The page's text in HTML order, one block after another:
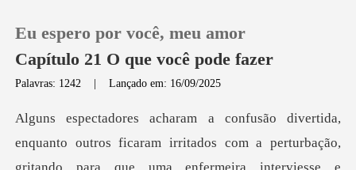
0
Loja
Eu espero por você, meu amor
Capítulo 21 O que você pode fazer
Palavras: 1242 |Lançado em: 16/09/2025
ficaram irritados com a perturbação,